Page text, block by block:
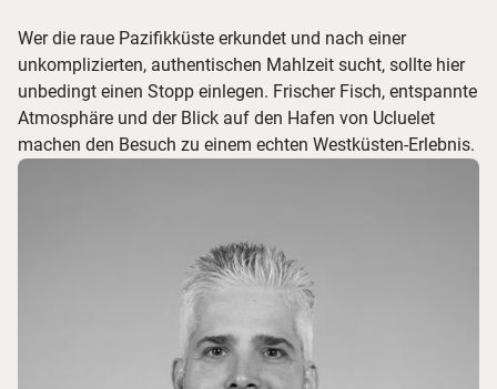
Wer die raue Pazifikküste erkundet und nach einer
unkomplizierten, authentischen Mahlzeit sucht, sollte hier
unbedingt einen Stopp einlegen. Frischer Fisch, entspannte
Atmosphäre und der Blick auf den Hafen von Ucluelet
machen den Besuch zu einem echten Westküsten-Erlebnis.